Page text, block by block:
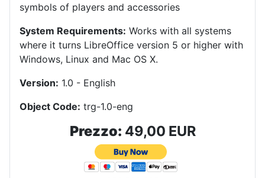
symbols of players and accessories
System Requirements: Works with all systems
where it turns LibreOffice version 5 or higher with
Windows, Linux and Mac OS X.
Version: 1.0 - English
Object Code: trg-1.0-eng
Prezzo: 49,00 EUR